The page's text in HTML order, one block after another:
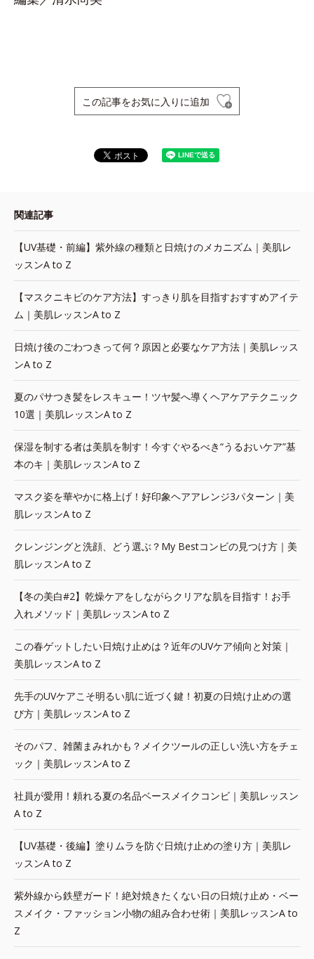
この記事をお気に入りに追加
関連記事
【UV基礎・前編】紫外線の種類と日焼けのメカニズム｜美肌レ
ッスンA to Z
【マスクニキビのケア方法】すっきり肌を目指すおすすめアイテ
ム｜美肌レッスンA to Z
日焼け後のごわつきって何？原因と必要なケア方法｜美肌レッス
ンA to Z
夏のパサつき髪をレスキュー！ツヤ髪へ導くヘアケアテクニック
10選｜美肌レッスンA to Z
保湿を制する者は美肌を制す！今すぐやるべき“うるおいケア”基
本のキ｜美肌レッスンA to Z
マスク姿を華やかに格上げ！好印象ヘアアレンジ3パターン｜美
肌レッスンA to Z
クレンジングと洗顔、どう選ぶ？My Bestコンビの見つけ方｜美
肌レッスンA to Z
【冬の美白#2】乾燥ケアをしながらクリアな肌を目指す！お手
入れメソッド｜美肌レッスンA to Z
この春ゲットしたい日焼け止めは？近年のUVケア傾向と対策｜
美肌レッスンA to Z
先手のUVケアこそ明るい肌に近づく鍵！初夏の日焼け止めの選
び方｜美肌レッスンA to Z
そのパフ、雑菌まみれかも？メイクツールの正しい洗い方をチェ
ック｜美肌レッスンA to Z
社員が愛用！頼れる夏の名品ベースメイクコンビ｜美肌レッスン
A to Z
【UV基礎・後編】塗りムラを防ぐ日焼け止めの塗り方｜美肌レ
ッスンA to Z
紫外線から鉄壁ガード！絶対焼きたくない日の日焼け止め・ベー
スメイク・ファッション小物の組み合わせ術｜美肌レッスンA to
Z